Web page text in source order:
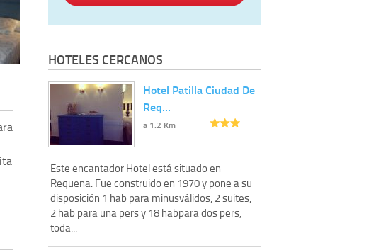
HOTELES CERCANOS
Hotel Patilla Ciudad De
Req…
a 1.2 Km
Este encantador Hotel está situado en
Requena. Fue construido en 1970 y pone a su
disposición 1 hab para minusválidos, 2 suites,
2 hab para una pers y 18 habpara dos pers,
toda...